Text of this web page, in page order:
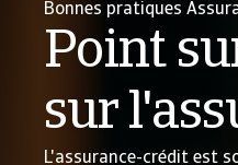
Bonnes pratiques
Point
sur
L'assurance-crédit est